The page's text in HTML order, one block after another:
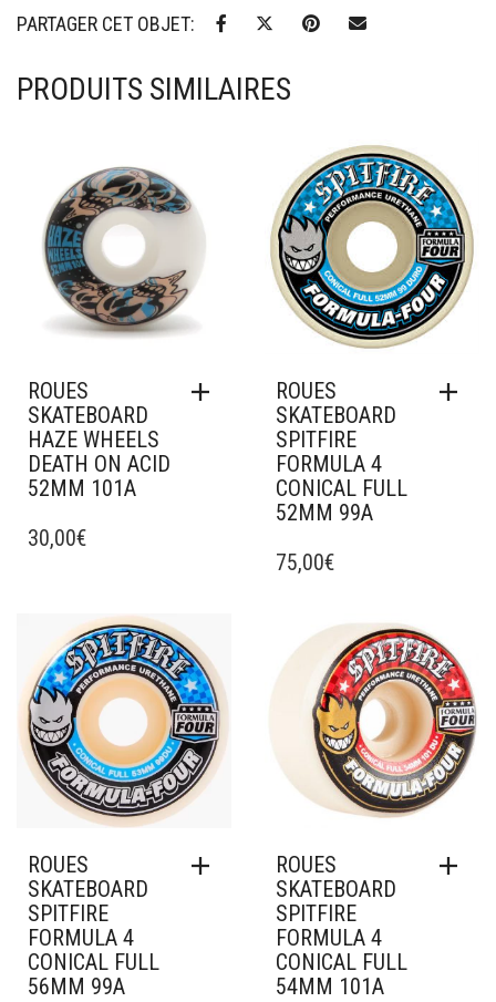
PARTAGER CET OBJET:
PRODUITS SIMILAIRES
Ajouter à mes favoris
ROUES
SKATEBOARD
HAZE WHEELS
DEATH ON ACID
52MM 101A
30,00€
Ajouter à mes favoris
ROUES
SKATEBOARD
SPITFIRE
FORMULA 4
CONICAL FULL
52MM 99A
75,00€
Ajouter à mes favoris
ROUES
SKATEBOARD
SPITFIRE
FORMULA 4
CONICAL FULL
56MM 99A
Ajouter à mes favoris
ROUES
SKATEBOARD
SPITFIRE
FORMULA 4
CONICAL FULL
54MM 101A